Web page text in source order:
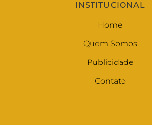
INSTITUCIONAL
Home
Quem Somos
Publicidade
Contato